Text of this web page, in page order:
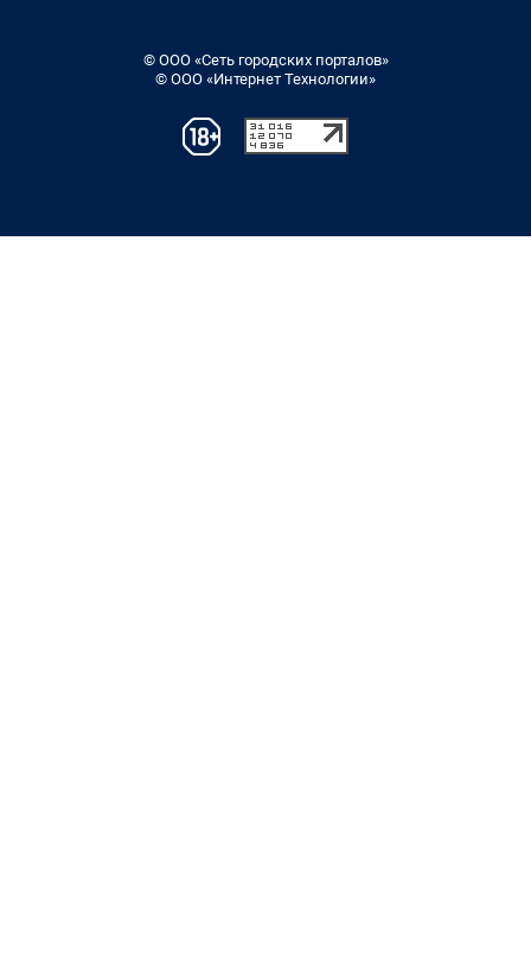
© ООО «Сеть городских порталов»
© ООО «Интернет Технологии»